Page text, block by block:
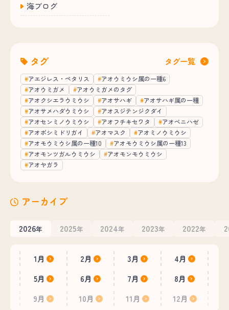
海ブログ
タグ タグ一覧
アエジレス・ペタリス
アオウミウシ属の一種6
アオウミガメ
アオウミガメのタグ
アオクシエラウミウシ
アオサハギ
アオサハギ属の一種
アオサメハダウミウシ
アオスジテンジクダイ
アオセンミノウミウシ
アオフチキセワタ
アオベニハゼ
アオボシミドリガイ
アオマスク
アオミノウミウシ
アオモウミウシ属の一種10
アオモウミウシ属の一種13
アオモンツガルウミウシ
アオモンモウミウシ
アオヤガラ
アーカイブ
2026年 2025年 2024年 2023年 2022年
1月 2月 3月
4月
5月
6月 7月
8月
9月
10月 11月 12月